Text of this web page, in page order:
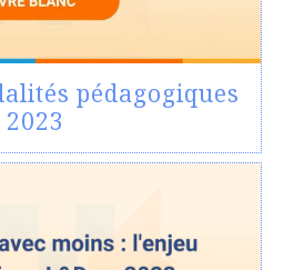
pédagogiques
2023